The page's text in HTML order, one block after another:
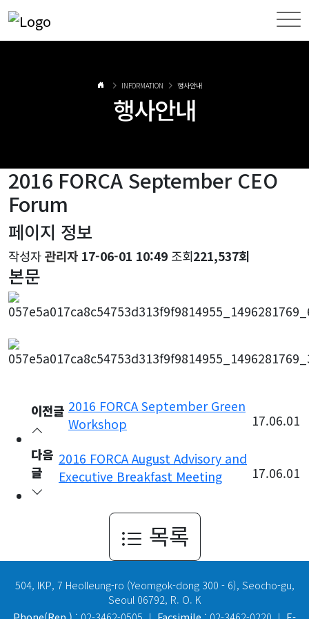
INFORMATION 행사안내
행사안내
2016 FORCA September CEO
Forum
페이지 정보
작성자 관리자 17-06-01 10:49 조회221,537회
본문
이전글 2016 FORCA September Green
Workshop
17.06.01
다음
글
2016 FORCA August Advisory and
Executive Breakfast Meeting
17.06.01
목록
504, IKP, 7 Heolleung-ro (Yeomgok-dong 300 - 6), Seocho-gu,
Seoul 06792, R. O. K